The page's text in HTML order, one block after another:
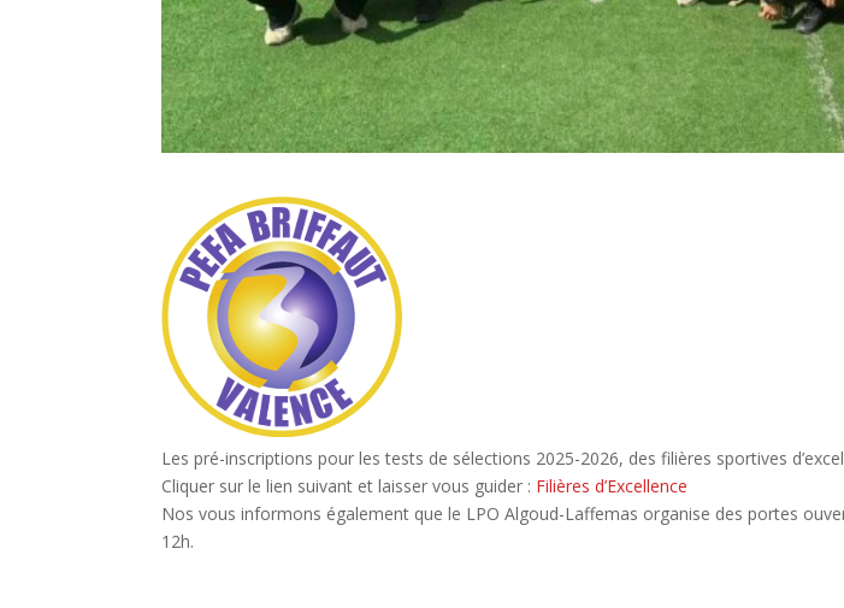
Les pré-inscriptions pour les tests de sélections 2025-2026, des filières sportives
Cliquer sur le lien suivant et laisser vous guider : Filières d’Excellence
Nos vous informons également que le LPO Algoud-Laffemas organise des portes
12h.